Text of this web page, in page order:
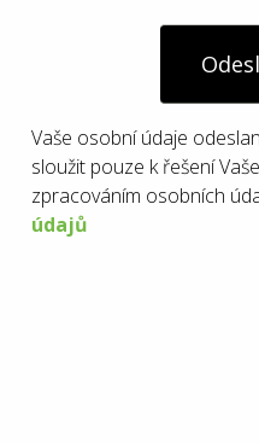
Vaše osobní údaje
sloužit pouze k řešení
zpracováním osobních
údajů